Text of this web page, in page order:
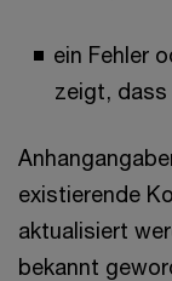
ein Fehler
zeigt,
existierende
aktualisiert
bekannt